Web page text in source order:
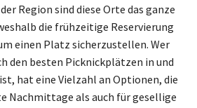
Region sind diese Orte das ganze
die frühzeitige Reservierung
einen Platz sicherzustellen. Wer
den besten Picknickplätzen in und
hat eine Vielzahl an Optionen, die
Nachmittage als auch für gesellige